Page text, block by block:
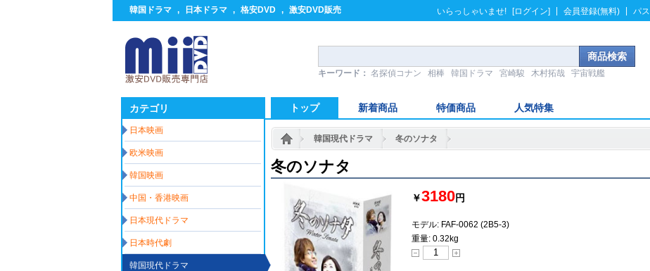
韓国ドラマ , 日本ドラマ , 格安DVD , 激安DVD販売 いらっしゃいませ! [ログイン] 会員登録(無料) パ
キーワード： 名探偵コナン 相棒 韓国ドラマ 宮崎駿 木村拓哉 宇宙戦艦
カテゴリ トップ 新着商品 特価商品 人気特集
日本映画
欧米映画
韓国映画
中国・香港映画
日本現代ドラマ
日本時代劇
韓国現代ドラマ
韓国現代ドラマ 冬のソナタ
冬のソナタ
￥3180円
モデル: FAF-0062 (2B5-3)
重量: 0.32kg